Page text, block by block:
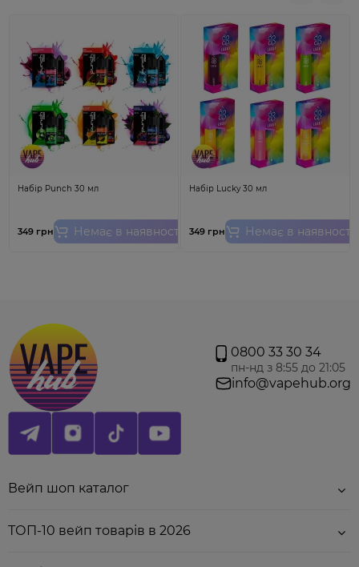
високоякісною продукцією у сфері вейпінгу. Цей
випаровувач є сумісним з різними POD системами
Vaporesso, такими як Luxe XR Max, Luxe XR, Luxe X,
Luxe X Pro, Luxe X2, Luxe PM40, Luxe 80 / 80S.
, що
робить його універсальним вибором для власників
різних пристроїв. Цей випаровувач допоможе вам
насолоджуватися вейпінгом з комфортом та
задоволенням.Неабиякою перевагою є високоякісні
матеріали, використані у виготовленні
випаровувача.
Характеристики:
Опір:0.8 Ом;
Рекомендована потужність:12 – 20 Вт;
Матеріал:
Тип нагрівального елементу:
Виробник: Vaporesso.
Набір Punch 30 мл
349 грн Немає в наявності
Набір Lucky 30 мл
349 грн Немає в наявності
0800 33 30 34
пн-нд з 8:55 до 21:05
info@vapehub.org
Вейп шоп каталог
ТОП-10 вейп товарів в 2026